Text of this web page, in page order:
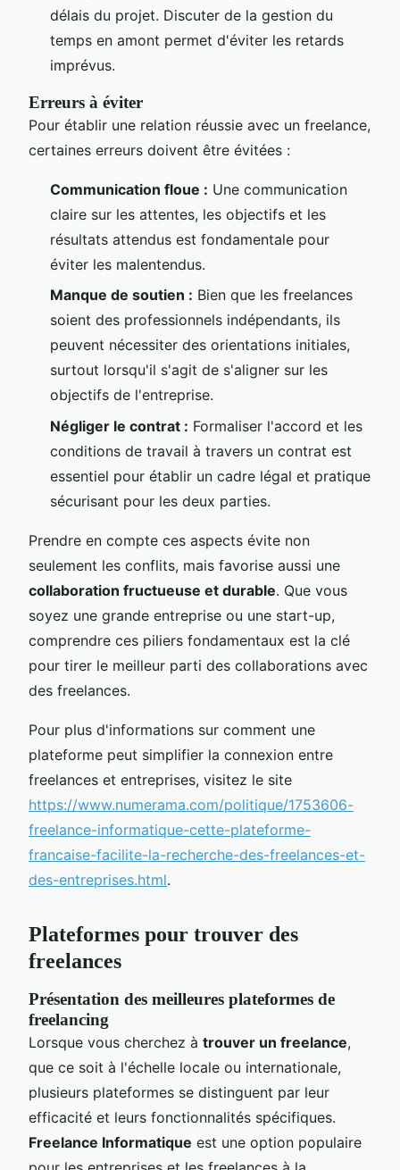
délais du projet. Discuter de la gestion du
temps en amont permet d'éviter les retards
imprévus.
Erreurs à éviter
Pour établir une relation réussie avec un freelance,
certaines erreurs doivent être évitées :
Communication floue : Une communication
claire sur les attentes, les objectifs et les
résultats attendus est fondamentale pour
éviter les malentendus.
Manque de soutien : Bien que les freelances
soient des professionnels indépendants, ils
peuvent nécessiter des orientations initiales,
surtout lorsqu'il s'agit de s'aligner sur les
objectifs de l'entreprise.
Négliger le contrat : Formaliser l'accord et les
conditions de travail à travers un contrat est
essentiel pour établir un cadre légal et pratique
sécurisant pour les deux parties.
Prendre en compte ces aspects évite non
seulement les conflits, mais favorise aussi une
collaboration fructueuse et durable. Que vous
soyez une grande entreprise ou une start-up,
comprendre ces piliers fondamentaux est la clé
pour tirer le meilleur parti des collaborations avec
des freelances.
Pour plus d'informations sur comment une
plateforme peut simplifier la connexion entre
freelances et entreprises, visitez le site
https://www.numerama.com/politique/1753606-
freelance-informatique-cette-plateforme-
francaise-facilite-la-recherche-des-freelances-et-
des-entreprises.html.
Plateformes pour trouver des
freelances
Présentation des meilleures plateformes de
freelancing
Lorsque vous cherchez à trouver un freelance,
que ce soit à l'échelle locale ou internationale,
plusieurs plateformes se distinguent par leur
efficacité et leurs fonctionnalités spécifiques.
Freelance Informatique est une option populaire